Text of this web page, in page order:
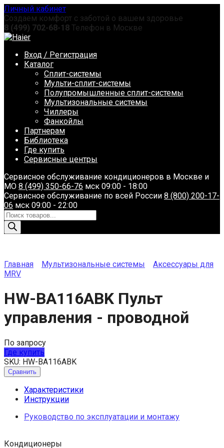
Перейти
к
содержанию
Личный кабинет
Создаем комфорт с заботой о вашем здоровье
8 (499) 702-68-18 Телефон в Москве
Вход / Регистрация
Каталог
Сплит-системы
Мульти-сплит-системы
Полупромышленные сплит-системы
Мультизональные системы
Чиллеры
Фанкойлы
Партнерам
Библиотека
Где купить
Сервисные центры
Сервисное обслуживание кондиционеров в Москве и
МО 8 (499) 350-66-76 мск 09:00 - 18:00
Сервисное обслуживание по всей России 8 (800) 200-17-
06 мск 09:00 - 22:00
Поиск
товаров
Главная Мультизональные системы
Аксессуары для
MRV
HW-BA116ABK Пульт
управления - проводной
По запросу
Где купить
SKU: HW-BA116ABK
Сравнить
Характеристики
Инструкции
Руководство по эксплуатации и монтажу
Кондиционеры